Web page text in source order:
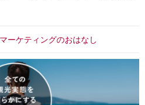
マーケティングのおはなし